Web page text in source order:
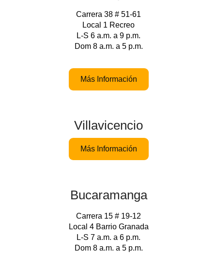
Carrera 38 # 51-61
Local 1 Recreo
L-S 6 a.m. a 9 p.m.
Dom 8 a.m. a 5 p.m.
Más Información
Villavicencio
Más Información
Bucaramanga
Carrera 15 # 19-12
Local 4 Barrio Granada
L-S 7 a.m. a 6 p.m.
Dom 8 a.m. a 5 p.m.